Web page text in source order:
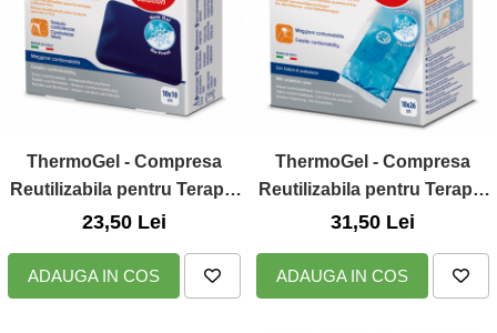
ThermoGel - Compresa
Reutilizabila pentru Terapia
Cald / Rece, 10 x 10cm, Pic
23,50 Lei
ADAUGA IN COS
ThermoGel - Compresa
Reutilizabila pentru Terapia
Cald / Rece, 10 x 26cm, Pic
31,50 Lei
ADAUGA IN COS